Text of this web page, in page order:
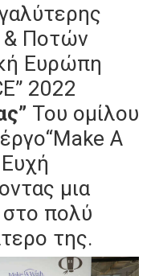
Πoτών
Ευρώπη
2022
Του ομίλου
A
μια
πολύ
της.